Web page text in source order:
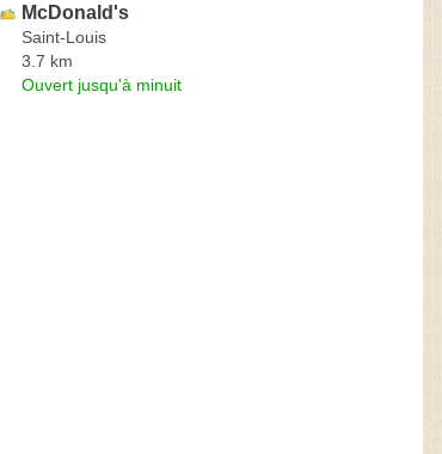
McDonald's
Saint-Louis
3.7 km
Ouvert jusqu'à minuit